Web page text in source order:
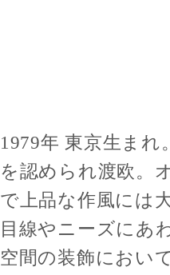
1979年 東京生ま
を認められ渡欧。
で上品な作風には
目線やニーズにあ
空間の装飾におい